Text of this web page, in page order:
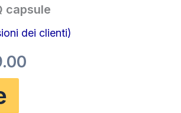
capsule
dei clienti)